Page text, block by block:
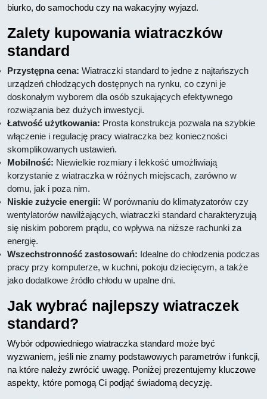
biurko, do samochodu czy na wakacyjny wyjazd.
Zalety kupowania wiatraczków
standard
Przystępna cena: Wiatraczki standard to jedne z najtańszych
urządzeń chłodzących dostępnych na rynku, co czyni je
doskonałym wyborem dla osób szukających efektywnego
rozwiązania bez dużych inwestycji.
Łatwość użytkowania: Prosta konstrukcja pozwala na szybkie
włączenie i regulację pracy wiatraczka bez konieczności
skomplikowanych ustawień.
Mobilność: Niewielkie rozmiary i lekkość umożliwiają
korzystanie z wiatraczka w różnych miejscach, zarówno w
domu, jak i poza nim.
Niskie zużycie energii: W porównaniu do klimatyzatorów czy
wentylatorów nawilżających, wiatraczki standard charakteryzują
się niskim poborem prądu, co wpływa na niższe rachunki za
energię.
Wszechstronność zastosowań: Idealne do chłodzenia podczas
pracy przy komputerze, w kuchni, pokoju dziecięcym, a także
jako dodatkowe źródło chłodu w upalne dni.
Jak wybrać najlepszy wiatraczek
standard?
Wybór odpowiedniego wiatraczka standard może być
wyzwaniem, jeśli nie znamy podstawowych parametrów i funkcji,
na które należy zwrócić uwagę. Poniżej prezentujemy kluczowe
aspekty, które pomogą Ci podjąć świadomą decyzję.